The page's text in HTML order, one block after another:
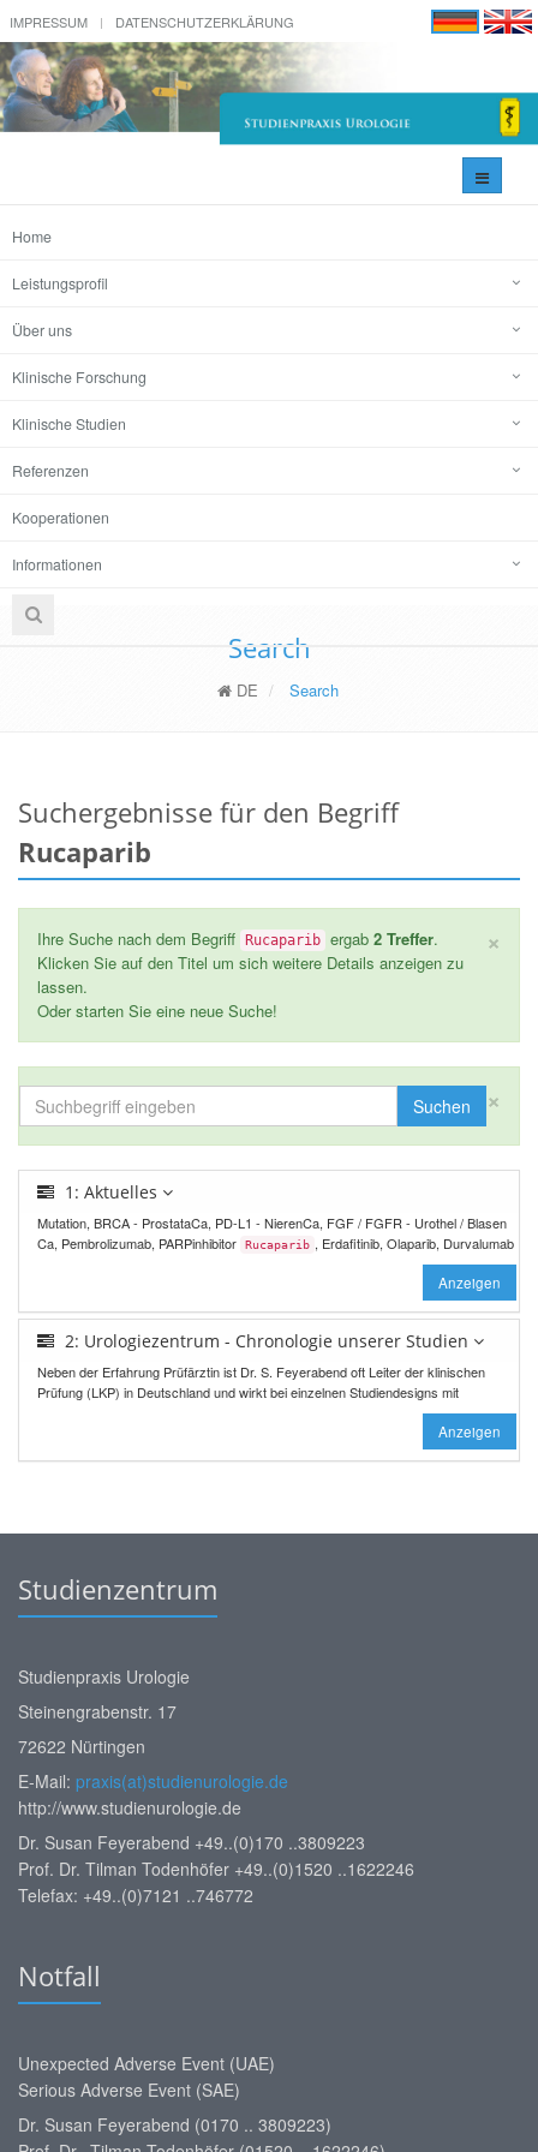
IMPRESSUM DATENSCHUTZERKLÄRUNG
Home
Leistungsprofil
Über uns
Klinische Forschung
Klinische Studien
Referenzen
Kooperationen
Informationen
Search
DE Search
Suchergebnisse für den Begriff
Rucaparib
×
Ihre Suche nach dem Begriff Rucaparib ergab 2 Treffer.
Klicken Sie auf den Titel um sich weitere Details anzeigen zu
lassen.
Oder starten Sie eine neue Suche!
×
Suchen
1: Aktuelles
Mutation, BRCA - ProstataCa, PD-L1 - NierenCa, FGF / FGFR - Urothel / Blasen
Ca, Pembrolizumab, PARPinhibitor
Rucaparib , Erdafitinib, Olaparib, Durvalumab
Anzeigen
2: Urologiezentrum - Chronologie unserer Studien
Neben der Erfahrung Prüfärztin ist Dr. S. Feyerabend oft Leiter der klinischen
Prüfung (LKP) in Deutschland und wirkt bei einzelnen Studiendesigns mit
Anzeigen
Studienzentrum
Studienpraxis Urologie
Steinengrabenstr. 17
72622 Nürtingen
E-Mail: praxis(at)studienurologie.de
http://www.studienurologie.de
Dr. Susan Feyerabend +49..(0)170 ..3809223
Prof. Dr. Tilman Todenhöfer +49..(0)1520 ..1622246
Telefax: +49..(0)7121 ..746772
Notfall
Unexpected Adverse Event (UAE)
Serious Adverse Event (SAE)
Dr. Susan Feyerabend (0170 .. 3809223)